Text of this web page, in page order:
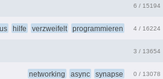
6 / 15194
4 / 16224
hilfe verzweifelt programmieren
3 / 13654
0 / 13078
networking async synapse